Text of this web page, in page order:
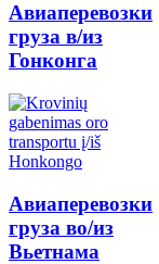
Авиаперевозки
груза в/из
Гонконга
Авиаперевозки
груза во/из
Вьетнама